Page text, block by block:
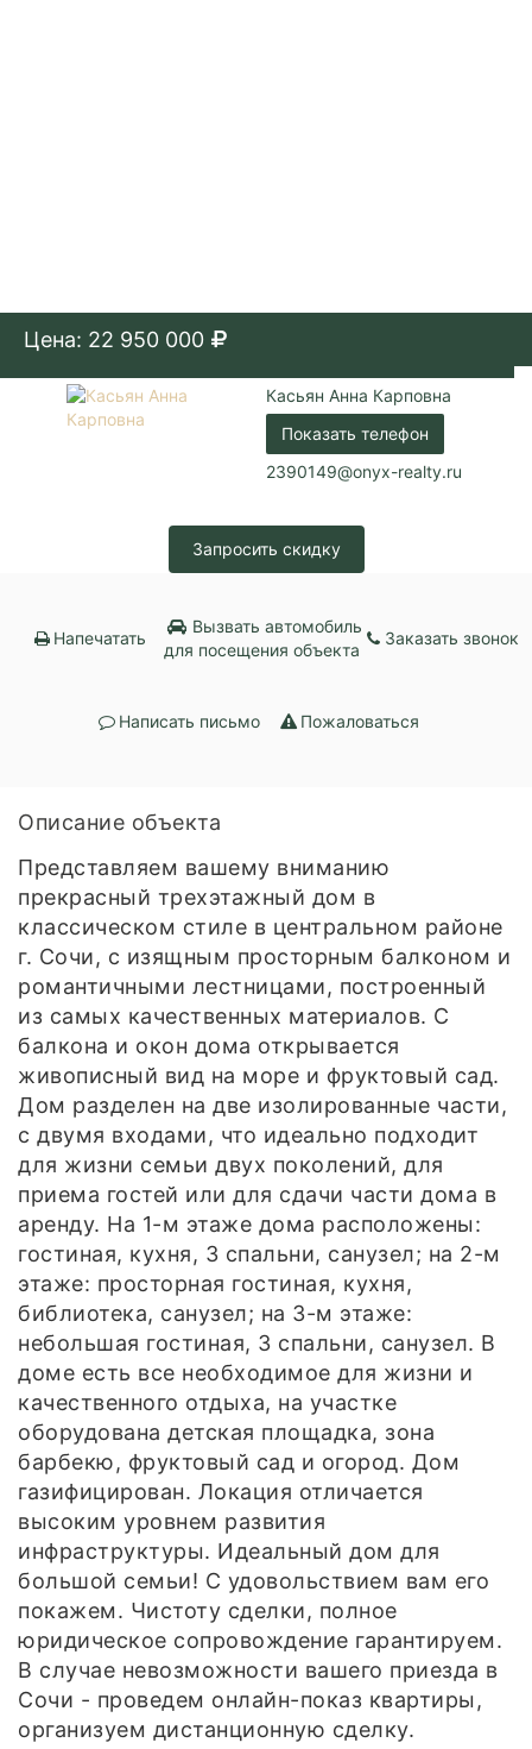
Цена: 22 950 000
Касьян Анна Карповна
Показать телефон
2390149@onyx-realty.ru
Запросить скидку
Напечатать
Вызвать автомобиль
для посещения объекта
Заказать звонок
Написать письмо Пожаловаться
Описание объекта
Представляем вашему вниманию
прекрасный трехэтажный дом в
классическом стиле в центральном районе
г. Сочи, с изящным просторным балконом и
романтичными лестницами, построенный
из самых качественных материалов. С
балкона и окон дома открывается
живописный вид на море и фруктовый сад.
Дом разделен на две изолированные части,
с двумя входами, что идеально подходит
для жизни семьи двух поколений, для
приема гостей или для сдачи части дома в
аренду. На 1-м этаже дома расположены:
гостиная, кухня, 3 спальни, санузел; на 2-м
этаже: просторная гостиная, кухня,
библиотека, санузел; на 3-м этаже:
небольшая гостиная, 3 спальни, санузел. В
доме есть все необходимое для жизни и
качественного отдыха, на участке
оборудована детская площадка, зона
барбекю, фруктовый сад и огород. Дом
газифицирован. Локация отличается
высоким уровнем развития
инфраструктуры. Идеальный дом для
большой семьи! С удовольствием вам его
покажем. Чистоту сделки, полное
юридическое сопровождение гарантируем.
В случае невозможности вашего приезда в
Сочи - проведем онлайн-показ квартиры,
организуем дистанционную сделку.